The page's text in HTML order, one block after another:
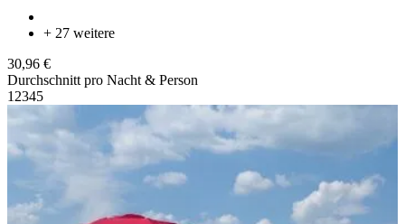
+ 27 weitere
30,96 €
Durchschnitt pro Nacht & Person
1 2345